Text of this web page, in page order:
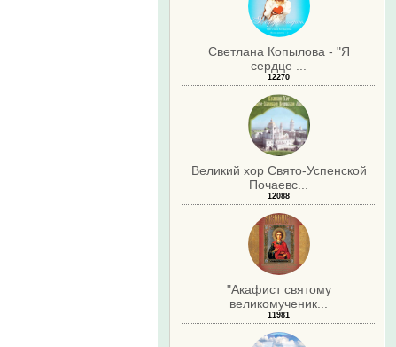
Светлана Копылова - "Я
сердце ...
12270
Великий хор Свято-Успенской
Почаевс...
12088
"Акафист святому
великомученик...
11981